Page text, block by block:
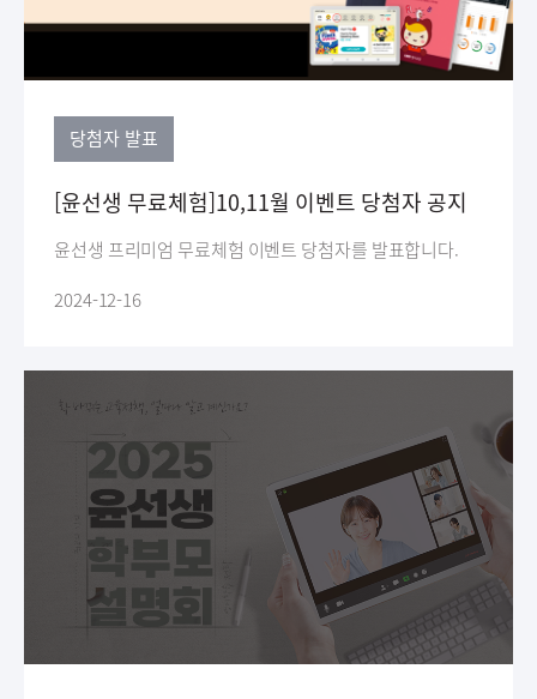
당첨자 발표
[윤선생 무료체험]10,11월 이벤트 당첨자 공지
윤선생 프리미엄 무료체험 이벤트 당첨자를 발표합니다.
2024-12-16